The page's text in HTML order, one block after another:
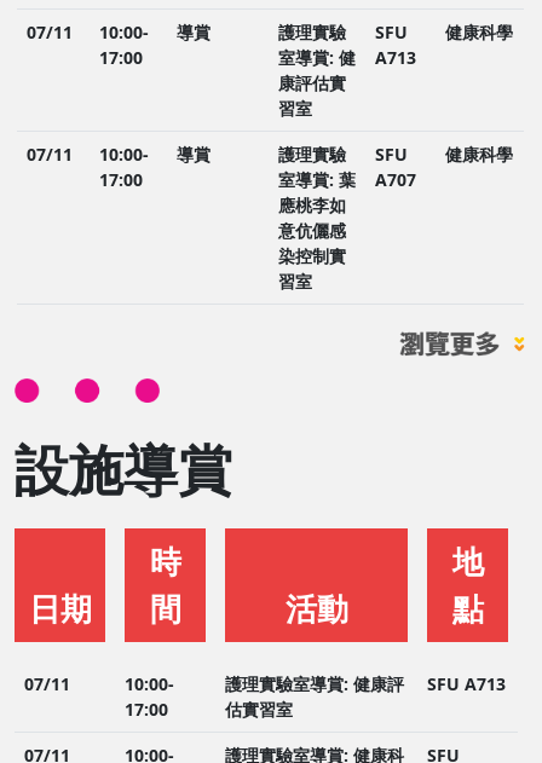
07/11
10:00-
17:00
導賞
護理實驗
室導賞: 健
康評估實
習室
SFU
A713
健康科學
07/11
10:00-
17:00
導賞
護理實驗
室導賞: 葉
應桃李如
意伉儷感
染控制實
習室
SFU
A707
健康科學
設施導賞
日期
時
間
活動
地
點
07/11
10:00-
17:00
護理實驗室導賞: 健康評
估實習室
SFU A713
07/11 10:00- 護理實驗室導賞: 健康科 SFU